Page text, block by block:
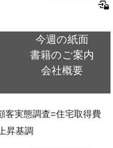
今週の紙面
書籍のご案内
会社概要
客実態調査=住宅取得費
昇基調